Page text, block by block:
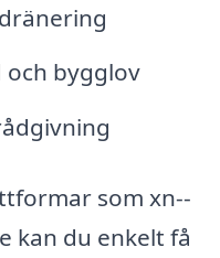
bygglov
som xn--
kan du enkelt få